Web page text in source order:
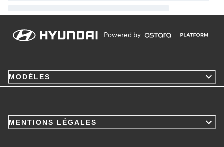
Powered by
MODÈLES
MENTIONS LÉGALES